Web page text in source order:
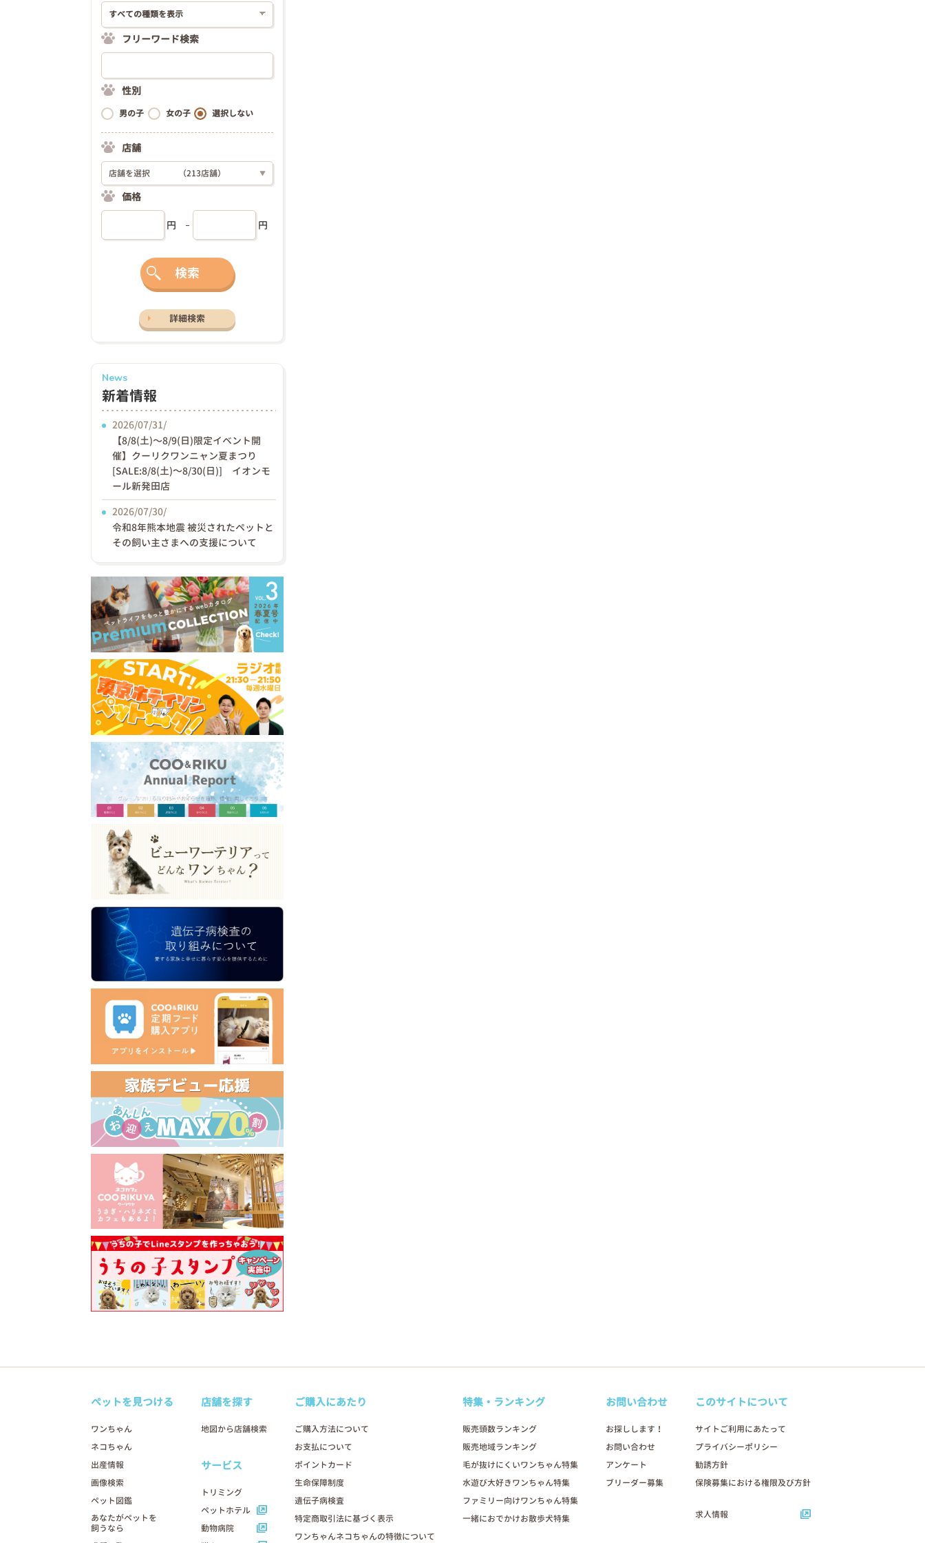
フリーワード検索
性別
男の子 女の子 選択しない
店舗
店舗を選択 （213店舗） ▼
価格
円 円
検索
詳細検索
News
新着情報
2026/07/31/
【8/8(土)〜8/9(日)限定イベント開
催】クーリクワンニャン夏まつり
[SALE:8/8(土)～8/30(日)] イオンモ
ール新発田店
2026/07/30/
令和8年熊本地震 被災されたペットと
その飼い主さまへの支援について
ペットを見つける
ワンちゃん
ネコちゃん
出産情報
画像検索
ペット図鑑
あなたがペットを
飼うなら
店舗を探す
地図から店舗検索
サービス
トリミング
ペットホテル
動物病院
ご購入にあたり
ご購入方法について
お支払について
ポイントカード
生命保障制度
遺伝子病検査
特定商取引法に基づく表示
ワンちゃんネコちゃんの特徴について
特集・ランキング
販売頭数ランキング
販売地域ランキング
毛が抜けにくいワンちゃん特集
水遊び大好きワンちゃん特集
ファミリー向けワンちゃん特集
一緒におでかけお散歩犬特集
お問い合わせ
お探しします！
お問い合わせ
アンケート
ブリーダー募集
このサイトについて
サイトご利用にあたって
プライバシーポリシー
勧誘方針
保険募集における権限及び方針
求人情報